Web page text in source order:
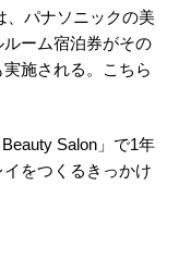
、パナソニックの美
ーム宿泊券がその
施される。こちら
Salon」で1年
をつくるきっかけ